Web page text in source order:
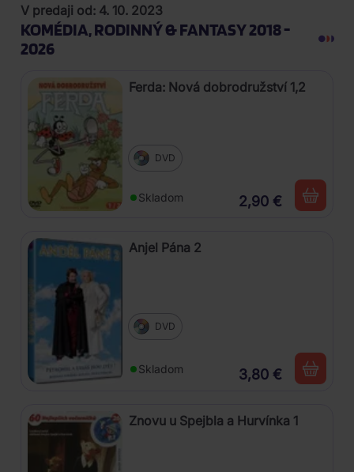
V predaji od: 4. 10. 2023
KOMÉDIA, RODINNÝ & FANTASY 2018 -
2026
Ferda: Nová dobrodružství 1,2
DVD
Skladom 2,90 €
Anjel Pána 2
DVD
Skladom 3,80 €
Znovu u Spejbla a Hurvínka 1